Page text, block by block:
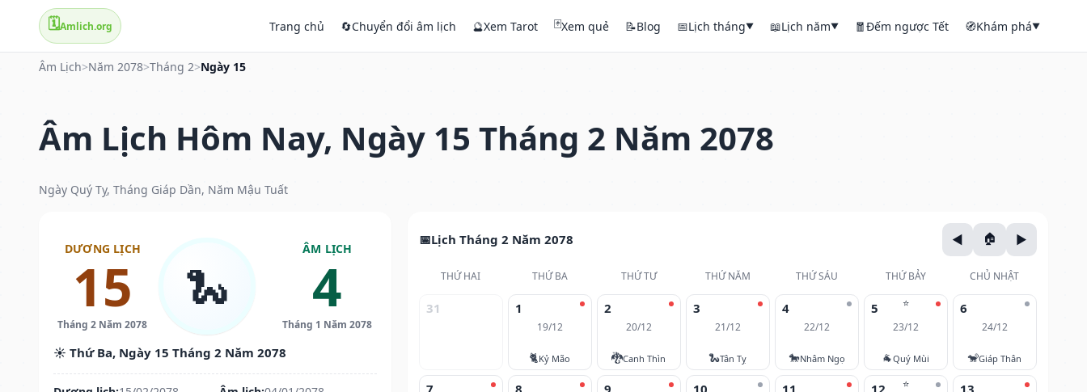
🗓️Amlich.org Trang chủ 🔄Chuyển đổi âm lịch 🔮Xem Tarot 🃏Xem quẻ 📝Blog 📅Lịch tháng▼ 📖Lịch năm▼ 🧧Đếm ngược Tết 🧭Khám phá▼
Âm Lịch>Năm 2078>Tháng 2>Ngày 15
Âm Lịch Hôm Nay, Ngày 15 Tháng 2 Năm 2078
Ngày Quý Tỵ, Tháng Giáp Dần, Năm Mậu Tuất
DƯƠNG LỊCH
15
Tháng 2 Năm 2078
🐍
ÂM LỊCH
4
Tháng 1 Năm 2078
☀️ Thứ Ba, Ngày 15 Tháng 2 Năm 2078
Lịch Tháng 2 Năm 2078
THỨ HAI THỨ BA THỨ TƯ THỨ NĂM THỨ SÁU THỨ BẢY CHỦ NHẬT
31 1
19/12
🐈Kỷ Mão
2
20/12
🐉Canh Thìn
3
21/12
🐍Tân Tỵ
4
22/12
🐎Nhâm Ngọ
⭐
5
23/12
🐐Quý Mùi
6
24/12
🐒Giáp Thân
7 8 9 10 11 ⭐
12 13